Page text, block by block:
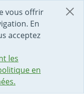
vous offrir
En
acceptez
les
en